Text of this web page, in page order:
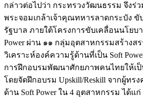
กล่าวต่อไปว่า กระทรวงวัฒนธรรม จึงร่
พระจอมเกล้าเจ้าคุณทหารลาดกระบัง ขั
รัฐบาล ภายใต้โครงการขับเคลื่อนนโยบ
Power ผ่าน ๑๑ กลุ่มอุตสาหกรรมสร้างส
วิเคราะห์องค์ความรู้ด้านที่เป็น Soft
การฝึกอบรมพัฒนาศักยภาพคนไทยให้เ
โดยจัดฝึกอบรม Upskill/Reskill จากผู้ท
ด้าน Soft Power ใน 4 อุตสาหกรรม ได้แ